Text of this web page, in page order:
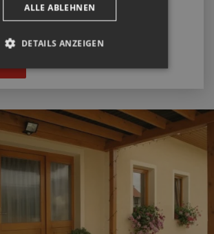
ALLE ABLEHNEN
DETAILS ANZEIGEN
UNBEDINGT ERFORDERLICH
TARGETING
FUNKTIONALITÄT